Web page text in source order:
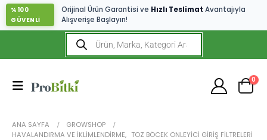
%100
GÜVENLİ
Orijinal Ürün Garantisi ve Hızlı Teslimat Avantajıyla
Alışverişe Başlayın!
0
ANA SAYFA
GROWSHOP
HAVALANDIRMA VE İKLIMLENDIRME, TOZ BÖCEK ÖNLEYICI GIRIŞ FILTRELERI